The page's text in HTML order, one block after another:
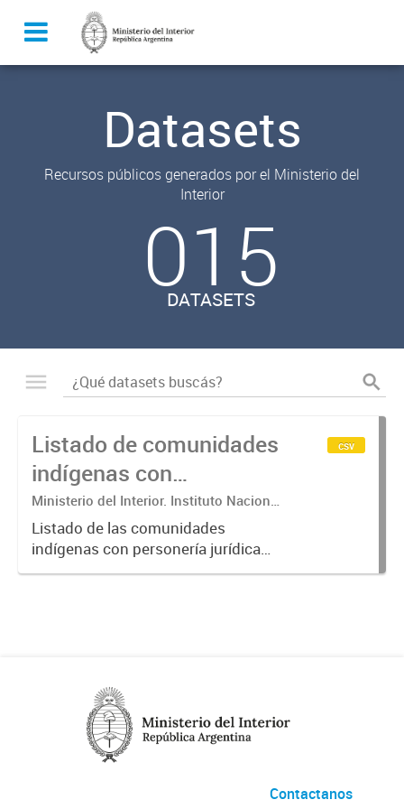
Datasets
Recursos públicos generados por el Ministerio del
Interior
015
DATASETS
Listado de comunidades
indígenas con
personería jurídica y/o
relevamiento territorial
Ministerio del Interior. Instituto Nacional
de Asuntos Indígenas
Listado de las comunidades
indígenas con personería jurídica
registrada y/o con relevamiento
csv
Contactanos